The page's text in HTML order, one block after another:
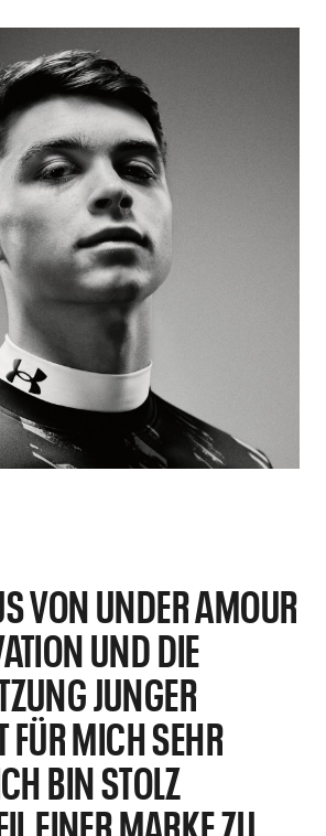
VON UNDER AMOUR
UND DIE
JUNGER
FÜR MICH SEHR
BIN STOLZ
EINER MARKE ZU